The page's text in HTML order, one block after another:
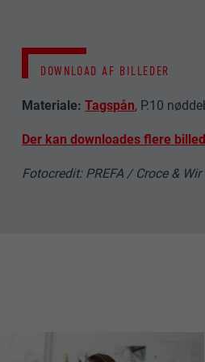
DOWNLOAD AF BILLEDER
Materiale:Tagspån, P.10
Der kan downloades flere
Fotocredit: PREFA / Croce & Wir
FORLØB
NAVN